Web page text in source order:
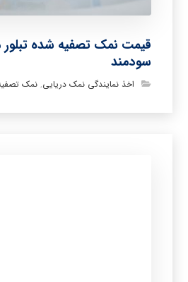
قیمت نمک تصفیه شده تبلور
سودمند
اخذ نمایندگی نمک دریایی,نمک